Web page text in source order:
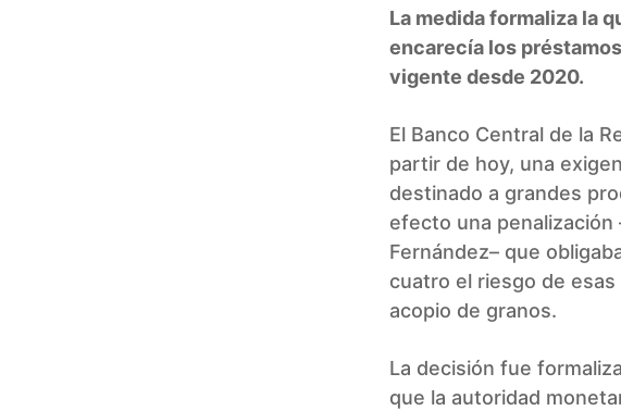
La medida formaliza la
encarecía los
vigente desde 2020.
El Banco Central de la
partir de hoy, una
destinado a grandes
efecto una
Fernández– que
cuatro el riesgo de
acopio de granos.
La decisión fue
que la autoridad